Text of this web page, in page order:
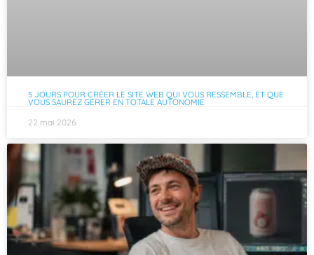
5 JOURS POUR CRÉER LE SITE WEB QUI VOUS RESSEMBLE, ET QUE
VOUS SAUREZ GÉRER EN TOTALE AUTONOMIE
22 mai 2026